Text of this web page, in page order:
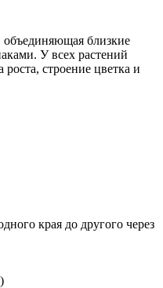
объединяющая близкие
У всех растений
строение цветка и
края до другого через